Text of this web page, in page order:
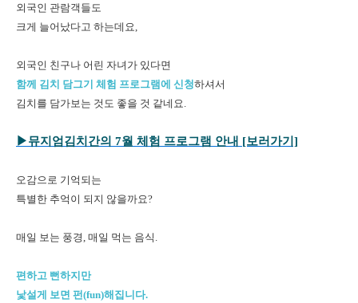
외국인 관람객들도
크게 늘어났다고 하는데요,
외국인 친구나 어린 자녀가 있다면
함께 김치 담그기 체험 프로그램에 신청하셔서
김치를 담가보는 것도 좋을 것 같네요.
▶뮤지엄김치간의 7월 체험 프로그램 안내 [보러가기]
오감으로 기억되는
특별한 추억이 되지 않을까요?
매일 보는 풍경, 매일 먹는 음식.
편하고 뻔하지만
낯설게 보면 펀(fun)해집니다.